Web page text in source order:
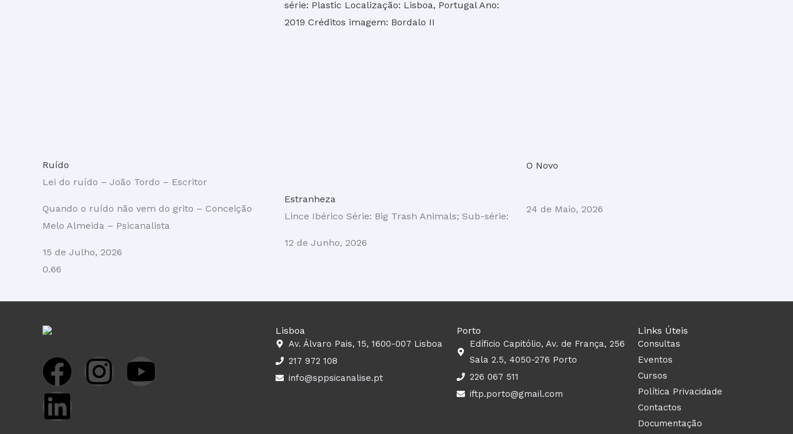
Ruído
Lei do ruído – João Tordo – Escritor
Quando o ruído não vem do grito – Conceição
Melo Almeida – Psicanalista
15 de Julho, 2026
Estranheza
Lince Ibérico Série: Big Trash Animals; Sub-série:
12 de Junho, 2026
O Novo
24 de Maio, 2026
F
a
I
Y
L
i
Lisboa
Av. Álvaro Pais, 15, 1600-007 Lisboa
217 972 108
info@sppsicanalise.pt
Porto
Edíficio Capitólio, Av. de França, 256
Sala 2.5, 4050-276 Porto
226 067 511
iftp.porto@gmail.com
Links Úteis
Consultas
Eventos
Cursos
Política Privacidade
Contactos
Documentação